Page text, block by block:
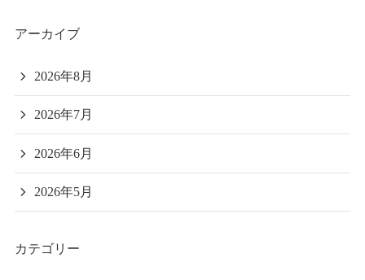
アーカイブ
2026年8月
2026年7月
2026年6月
2026年5月
カテゴリー